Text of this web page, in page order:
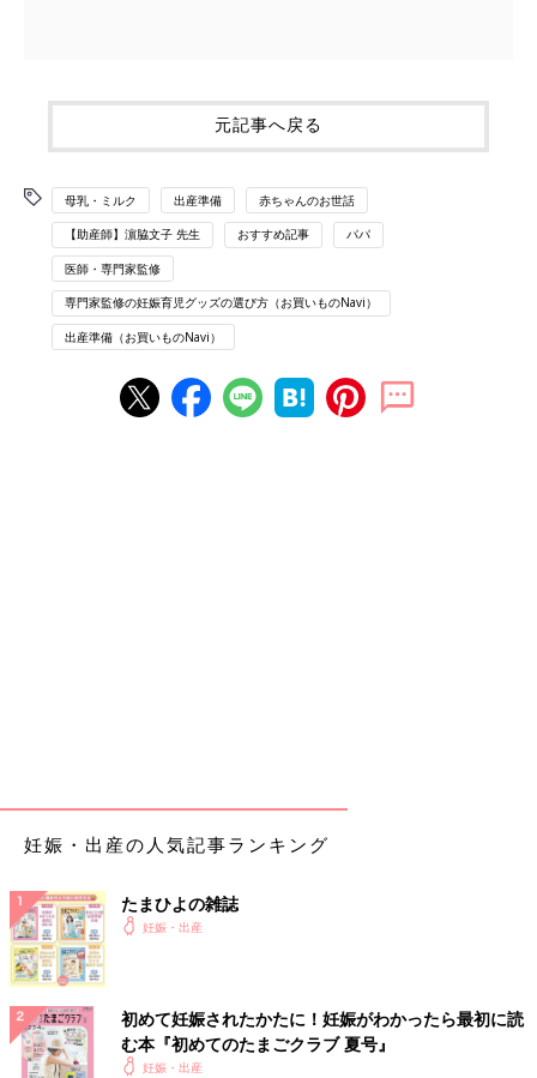
元記事へ戻る
母乳・ミルク 出産準備 赤ちゃんのお世話
【助産師】濵脇文子 先生 おすすめ記事 パパ
医師・専門家監修
専門家監修の妊娠育児グッズの選び方（お買いものNavi）
出産準備（お買いものNavi）
妊娠・出産の人気記事ランキング
たまひよの雑誌
妊娠・出産
初めて妊娠されたかたに！妊娠がわかったら最初に読
む本『初めてのたまごクラブ 夏号』
妊娠・出産